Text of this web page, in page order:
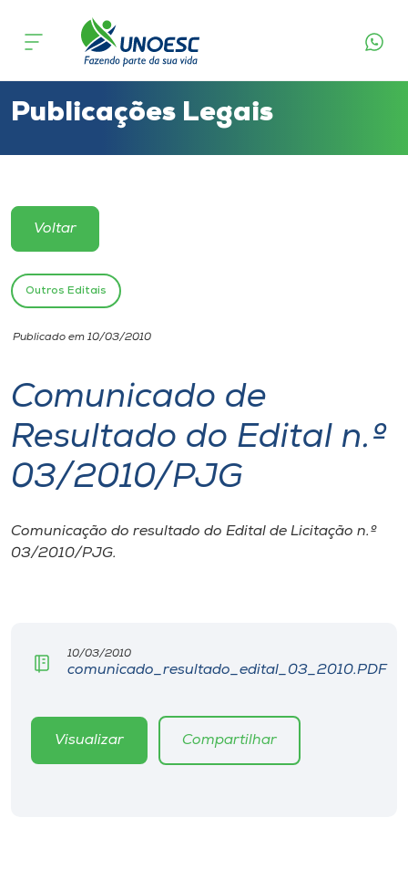
Cursos
Atendimento ao Estudante
Portal de Ensino
Unoesc
Internacionalização
I.nova
Cultura
Biblioteca
Editora
Publicações Legais
Voltar
Outros Editais
Publicado em 10/03/2010
Comunicado de
Resultado do Edital n.º
03/2010/PJG
Comunicação do resultado do Edital de Licitação n.º
03/2010/PJG.
10/03/2010
comunicado_resultado_edital_03_2010.PDF
Visualizar Compartilhar